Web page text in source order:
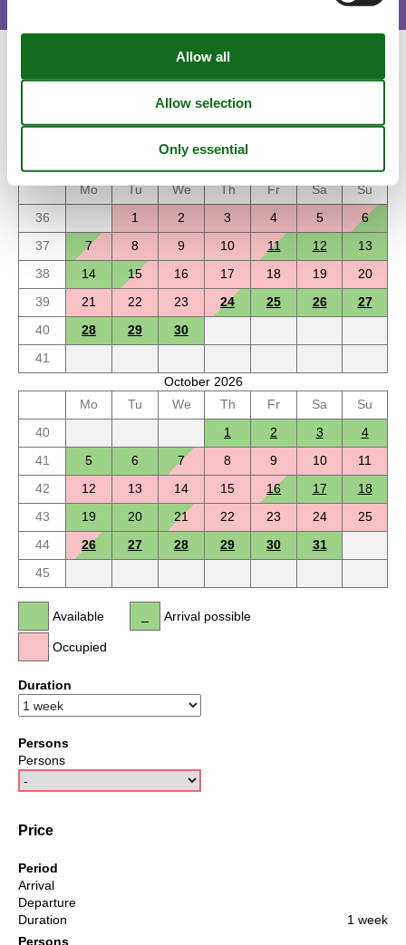
September 2026
Mo
Tu We Th Fr Sa
Su
36
1 2 3 4 5
6
37
7 8 9 10 11 12
13
38
14 15 16 17 18 19
20
39
21 22 23 24 25 26
27
40
28 29
30
41
October 2026
Mo
Tu We Th Fr Sa
Su
40
1 2 3
4
41
5 6 7 8 9 10
11
42
12 13 14 15 16 17
18
43
19 20 21 22 23 24
25
44
26 27 28 29 30
31
45
Available
Occupied
Arrival possible
Duration
Persons
Persons
Price
Period
Arrival
Departure
Duration
1 week
Persons